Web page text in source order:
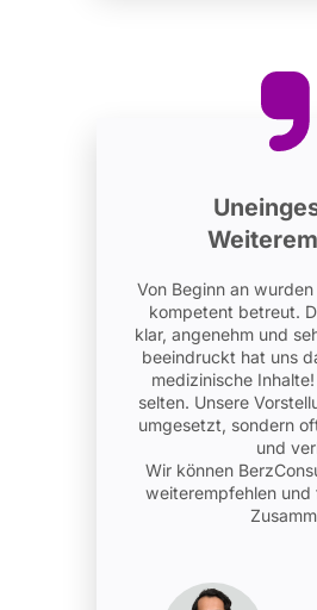
Von Beginn an
kompetent betreut.
klar, angenehm und
beeindruckt hat uns
medizinische
selten. Unsere
umgesetzt, sondern
und
Wir können
weiterempfehlen